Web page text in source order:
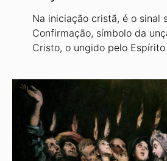
Na iniciação cristã, é o sinal
Confirmação, símbolo da
Cristo, o ungido pelo Espírito